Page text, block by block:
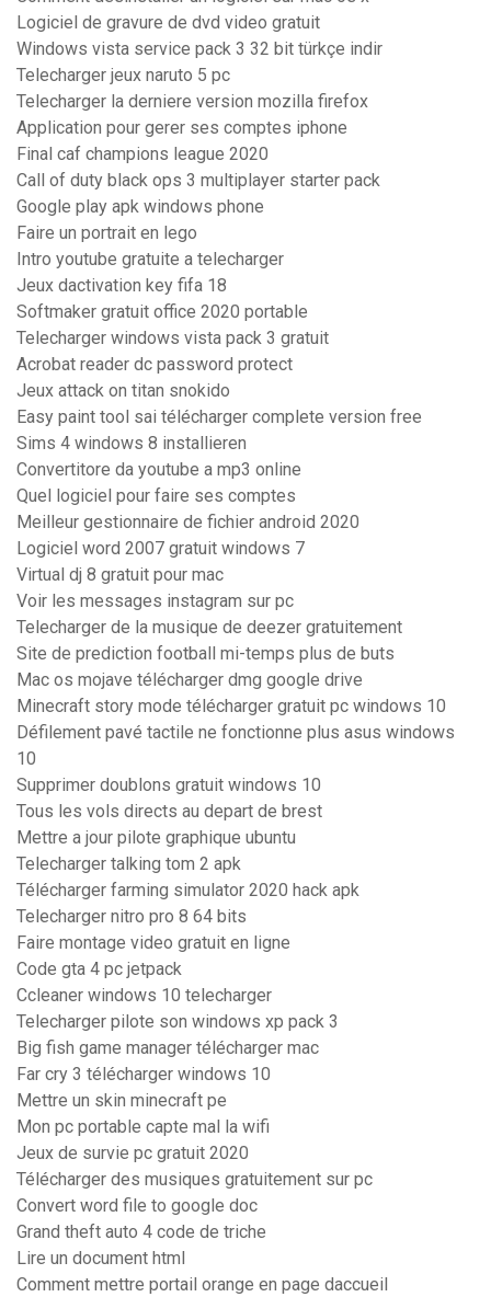
Logiciel de gravure de dvd video gratuit
Windows vista service pack 3 32 bit türkçe indir
Telecharger jeux naruto 5 pc
Telecharger la derniere version mozilla firefox
Application pour gerer ses comptes iphone
Final caf champions league 2020
Call of duty black ops 3 multiplayer starter pack
Google play apk windows phone
Faire un portrait en lego
Intro youtube gratuite a telecharger
Jeux dactivation key fifa 18
Softmaker gratuit office 2020 portable
Telecharger windows vista pack 3 gratuit
Acrobat reader dc password protect
Jeux attack on titan snokido
Easy paint tool sai télécharger complete version free
Sims 4 windows 8 installieren
Convertitore da youtube a mp3 online
Quel logiciel pour faire ses comptes
Meilleur gestionnaire de fichier android 2020
Logiciel word 2007 gratuit windows 7
Virtual dj 8 gratuit pour mac
Voir les messages instagram sur pc
Telecharger de la musique de deezer gratuitement
Site de prediction football mi-temps plus de buts
Mac os mojave télécharger dmg google drive
Minecraft story mode télécharger gratuit pc windows 10
Défilement pavé tactile ne fonctionne plus asus windows
10
Supprimer doublons gratuit windows 10
Tous les vols directs au depart de brest
Mettre a jour pilote graphique ubuntu
Telecharger talking tom 2 apk
Télécharger farming simulator 2020 hack apk
Telecharger nitro pro 8 64 bits
Faire montage video gratuit en ligne
Code gta 4 pc jetpack
Ccleaner windows 10 telecharger
Telecharger pilote son windows xp pack 3
Big fish game manager télécharger mac
Far cry 3 télécharger windows 10
Mettre un skin minecraft pe
Mon pc portable capte mal la wifi
Jeux de survie pc gratuit 2020
Télécharger des musiques gratuitement sur pc
Convert word file to google doc
Grand theft auto 4 code de triche
Lire un document html
Comment mettre portail orange en page daccueil